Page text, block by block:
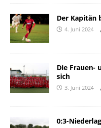
Der Kapitän
4. Juni 2024
Die Frauen-
sich
3. Juni 2024
0:3-